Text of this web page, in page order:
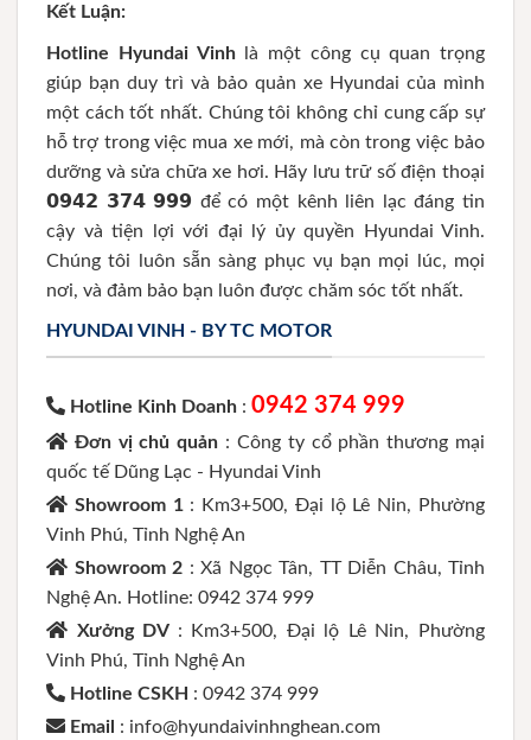
Kết Luận:
Hotline Hyundai Vinhlà một công cụ quan trọng
giúp bạn duy trì và bảo quản xe Hyundai của mình
một cách tốt nhất. Chúng tôi không chỉ cung cấp sự
hỗ trợ trong việc mua xe mới, mà còn trong việc bảo
dưỡng và sửa chữa xe hơi. Hãy lưu trữ số điện thoại
𝟬𝟵𝟰𝟮 𝟯𝟳𝟰 𝟵𝟵𝟵 để có một kênh liên lạc đáng tin
cậy và tiện lợi với đại lý ủy quyền Hyundai Vinh.
Chúng tôi luôn sẵn sàng phục vụ bạn mọi lúc, mọi
nơi, và đảm bảo bạn luôn được chăm sóc tốt nhất.
HYUNDAI VINH - BY TC MOTOR
Hotline Kinh Doanh : 0942 374 999
Đơn vị chủ quản : Công ty cổ phần thương mại
quốc tế Dũng Lạc - Hyundai Vinh
Showroom 1 : Km3+500, Đại lộ Lê Nin, Phường
Vinh Phú, Tỉnh Nghệ An
Showroom 2 : Xã Ngọc Tân, TT Diễn Châu, Tỉnh
Nghệ An. Hotline: 0942 374 999
Xưởng DV : Km3+500, Đại lộ Lê Nin, Phường
Vinh Phú, Tỉnh Nghệ An
Hotline CSKH : 0942 374 999
Email : info@hyundaivinhnghean.com